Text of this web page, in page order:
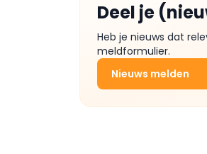
Deel je
Heb je nieuws dat
meldformulier.
Nieuws melden